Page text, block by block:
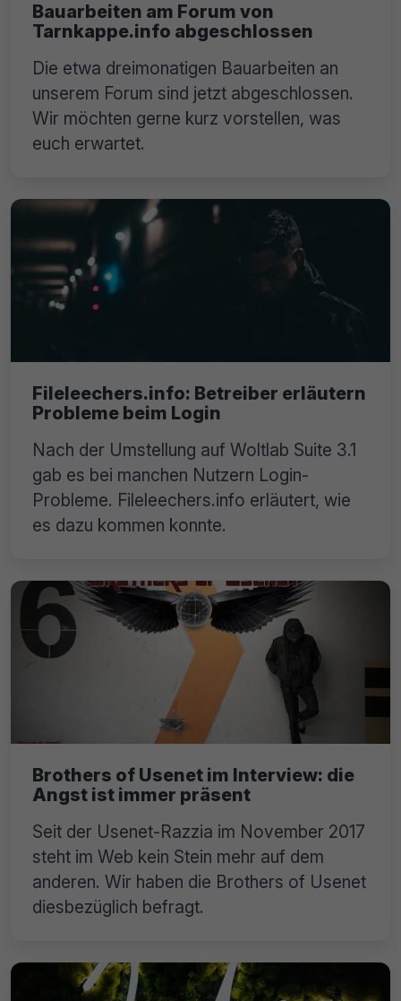
Bauarbeiten am Forum von
Tarnkappe.info abgeschlossen
Die etwa dreimonatigen Bauarbeiten an
unserem Forum sind jetzt abgeschlossen.
Wir möchten gerne kurz vorstellen, was
euch erwartet.
Fileleechers.info: Betreiber erläutern
Probleme beim Login
Nach der Umstellung auf Woltlab Suite 3.1
gab es bei manchen Nutzern Login-
Probleme. Fileleechers.info erläutert, wie
es dazu kommen konnte.
Brothers of Usenet im Interview: die
Angst ist immer präsent
Seit der Usenet-Razzia im November 2017
steht im Web kein Stein mehr auf dem
anderen. Wir haben die Brothers of Usenet
diesbezüglich befragt.